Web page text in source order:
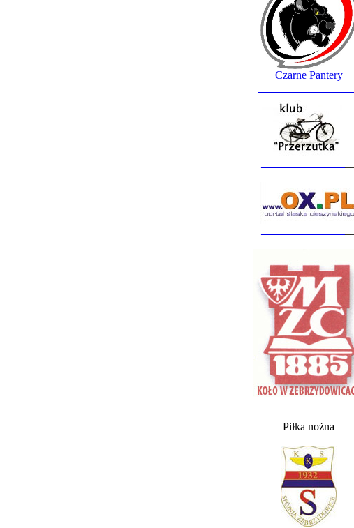
Czarne Pantery
Piłka nożna